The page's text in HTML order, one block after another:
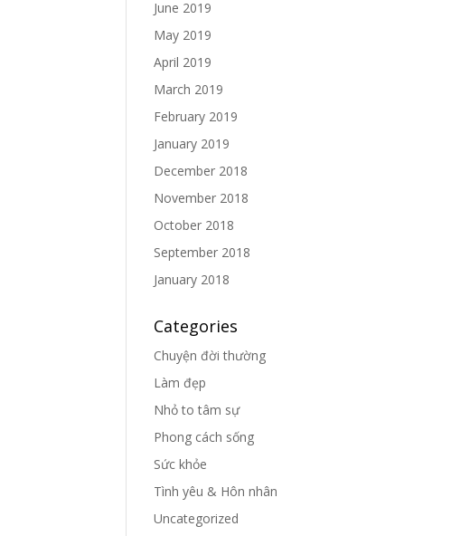
June 2019
May 2019
April 2019
March 2019
February 2019
January 2019
December 2018
November 2018
October 2018
September 2018
January 2018
Categories
Chuyện đời thường
Làm đẹp
Nhỏ to tâm sự
Phong cách sống
Sức khỏe
Tình yêu & Hôn nhân
Uncategorized